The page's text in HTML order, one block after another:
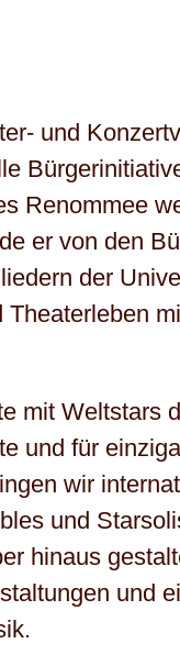
und
Renommee
er von den
der
mit Weltstars
und für
wir
und
hinaus
und